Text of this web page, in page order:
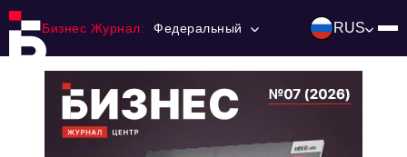
Бизнес Журнал: Федеральный RUS